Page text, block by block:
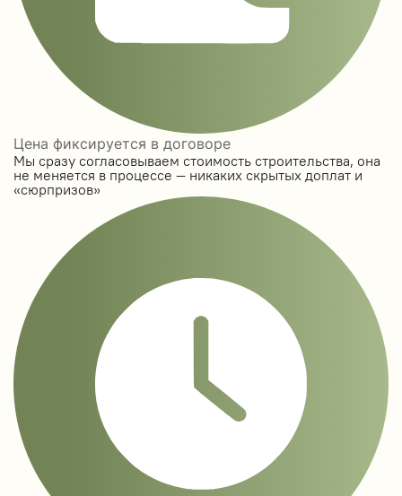
Цена фиксируется в договоре
Мы сразу согласовываем стоимость строительства, она
не меняется в процессе — никаких скрытых доплат и
«сюрпризов»